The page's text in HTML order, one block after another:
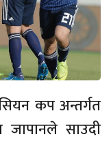
कप अन्तर्गत
साउदी